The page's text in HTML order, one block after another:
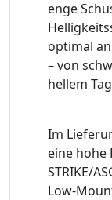
enge
optimal
– von
hellem
Im
eine hohe
STRIKE/
Low-